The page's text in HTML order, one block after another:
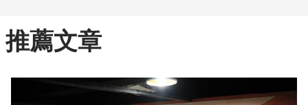
推薦文章